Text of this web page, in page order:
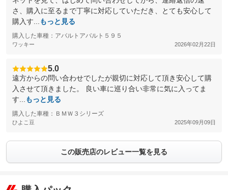
さ、購入に至るまで丁寧に対応していただき、とても安心して
購入す...
もっと見る
購入した車種：アバルトアバルト５９５
ワッキー 2026年02月22日
5.0
遠方からの問い合わせでしたが親切に対応して頂き安心して購
入させて頂きました。 良い車に巡り合い非常に気に入ってま
す...
もっと見る
購入した車種：ＢＭＷ３シリーズ
ひよこ豆 2025年09月09日
この販売店のレビュー一覧を見る